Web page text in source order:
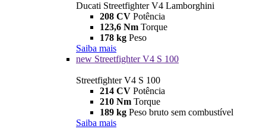
Ducati Streetfighter V4 Lamborghini
208 CV Potência
123,6 Nm Torque
178 kg Peso
Saiba mais
new Streetfighter V4 S 100
Streetfighter V4 S 100
214 CV Potência
210 Nm Torque
189 kg Peso bruto sem combustível
Saiba mais